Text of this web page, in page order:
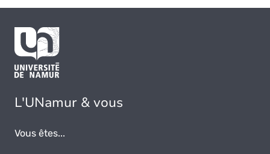
L'UNamur & vous
Vous êtes...